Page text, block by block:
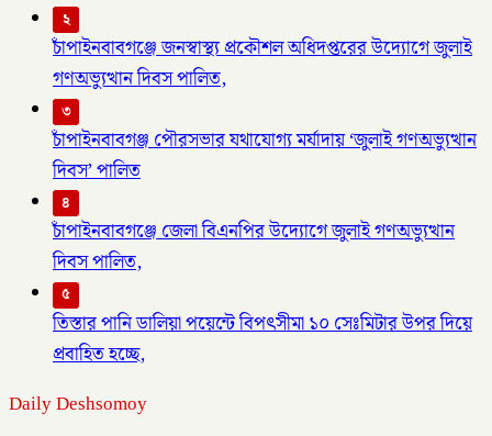
২
চাঁপাইনবাবগঞ্জে জনস্বাস্থ্য প্রকৌশল অধিদপ্তরের উদ্যোগে জুলাই
গণঅভ্যুত্থান দিবস পালিত,
৩
চাঁপাইনবাবগঞ্জ পৌরসভার যথাযোগ্য মর্যাদায় ‘জুলাই গণঅভ্যুত্থান
দিবস’ পালিত
৪
চাঁপাইনবাবগঞ্জে জেলা বিএনপির উদ্যোগে জুলাই গণঅভ্যুত্থান
দিবস পালিত,
৫
তিস্তার পানি ডালিয়া পয়েন্টে বিপৎসীমা ১০ সেঃমিটার উপর দিয়ে
প্রবাহিত হচ্ছে,
Daily Deshsomoy